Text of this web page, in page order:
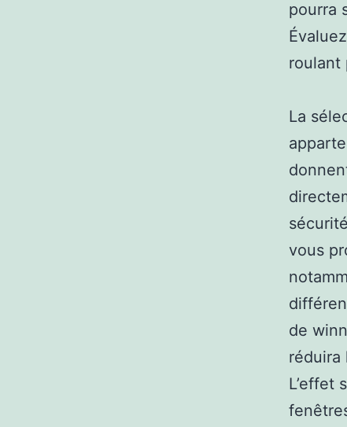
pourra
roulant
La
vous
de
réduira
L’effet